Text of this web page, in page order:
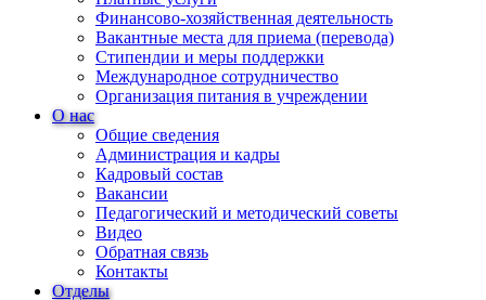
Финансово-хозяйственная деятельность
Вакантные места для приема (перевода)
Стипендии и меры поддержки
Международное сотрудничество
Организация питания в учреждении
О нас
Общие сведения
Администрация и кадры
Кадровый состав
Вакансии
Педагогический и методический советы
Видео
Обратная связь
Контакты
Отделы